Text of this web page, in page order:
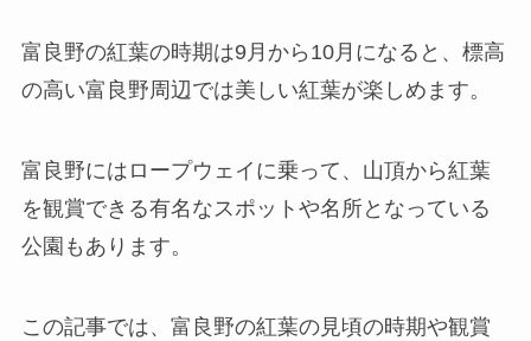
富良野の紅葉の時期は9月から10月になると、標高
の高い富良野周辺では美しい紅葉が楽しめます。
富良野にはロープウェイに乗って、山頂から紅葉
を観賞できる有名なスポットや名所となっている
公園もあります。
この記事では、富良野の紅葉の見頃の時期や観賞